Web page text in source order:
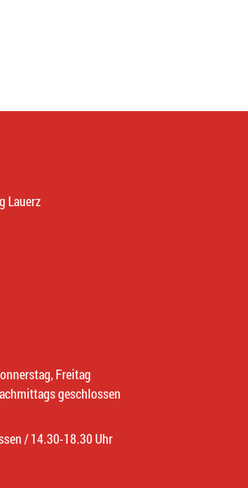
Lauerz
Freitag
geschlossen
/ 14.30-18.30 Uhr